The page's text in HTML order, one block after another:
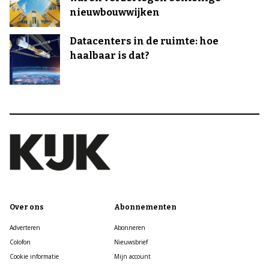
nieuwbouwwijken
Datacenters in de ruimte: hoe
haalbaar is dat?
Over ons
Adverteren
Colofon
Cookie informatie
Abonnementen
Abonneren
Nieuwsbrief
Mijn account